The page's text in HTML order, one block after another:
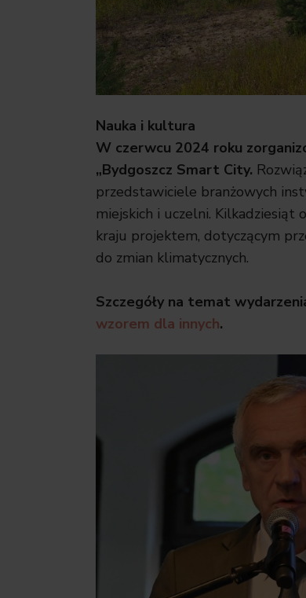
Nauka i kultura
W czerwcu 2024 roku
„Bydgoszcz Smart City.
przedstawiciele branżowych
miejskich i uczelni. Kilkadziesiąt
kraju projektem, dotyczącym
do zmian klimatycznych.
Szczegóły na temat
wzorem dla innych.